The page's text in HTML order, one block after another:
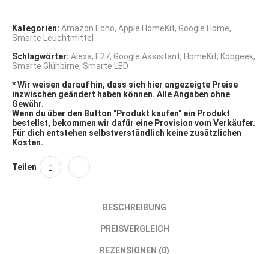
Kategorien: Amazon Echo, Apple HomeKit, Google Home,
Smarte Leuchtmittel
Schlagwörter: Alexa, E27, Google Assistant, HomeKit, Koogeek,
Smarte Glühbirne, Smarte LED
* Wir weisen darauf hin, dass sich hier angezeigte Preise
inzwischen geändert haben können. Alle Angaben ohne
Gewähr.
Wenn du über den Button "Produkt kaufen" ein Produkt
bestellst, bekommen wir dafür eine Provision vom Verkäufer.
Für dich entstehen selbstverständlich keine zusätzlichen
Kosten.
Teilen
BESCHREIBUNG
PREISVERGLEICH
REZENSIONEN (0)